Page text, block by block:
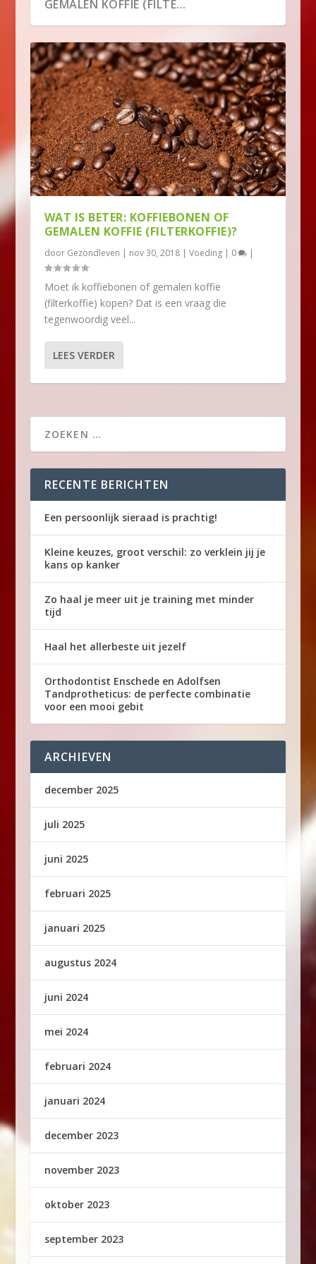
GEMALEN KOFFIE (FILTE...
WAT IS BETER: KOFFIEBONEN OF
GEMALEN KOFFIE (FILTERKOFFIE)?
door Gezondleven | nov 30, 2018| Voeding| 0 |
Moet ik koffiebonen of gemalen koffie
(filterkoffie) kopen? Dat is een vraag die
tegenwoordig veel...
LEES VERDER
RECENTE BERICHTEN
Een persoonlijk sieraad is prachtig!
Kleine keuzes, groot verschil: zo verklein jij je
kans op kanker
Zo haal je meer uit je training met minder
tijd
Haal het allerbeste uit jezelf
Orthodontist Enschede en Adolfsen
Tandprotheticus: de perfecte combinatie
voor een mooi gebit
ARCHIEVEN
december 2025
juli 2025
juni 2025
februari 2025
januari 2025
augustus 2024
juni 2024
mei 2024
februari 2024
januari 2024
december 2023
november 2023
oktober 2023
september 2023